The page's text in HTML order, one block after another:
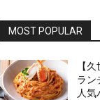
MOST POPULAR
【
ラン
人